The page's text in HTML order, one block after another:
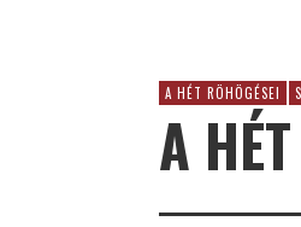
A HÉT RÖHÖGÉSEI
A